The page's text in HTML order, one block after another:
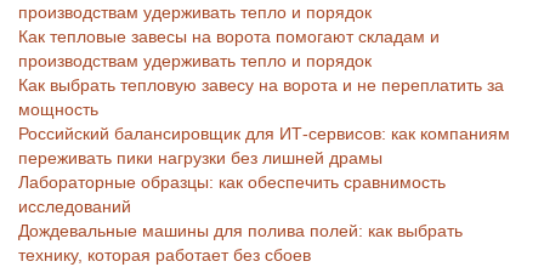
производствам удерживать тепло и порядок
Как тепловые завесы на ворота помогают складам и
производствам удерживать тепло и порядок
Как выбрать тепловую завесу на ворота и не переплатить за
мощность
Российский балансировщик для ИТ-сервисов: как компаниям
переживать пики нагрузки без лишней драмы
Лабораторные образцы: как обеспечить сравнимость
исследований
Дождевальные машины для полива полей: как выбрать
технику, которая работает без сбоев